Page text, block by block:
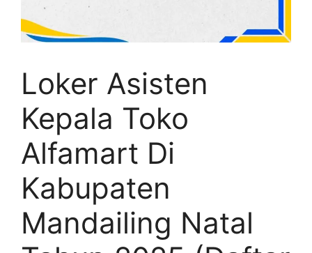
Loker Asisten
Kepala Toko
Alfamart Di
Kabupaten
Mandailing Natal